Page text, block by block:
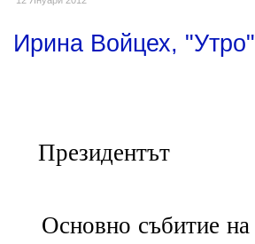
Ирина Войцех,
Президентът
Основно събитие на